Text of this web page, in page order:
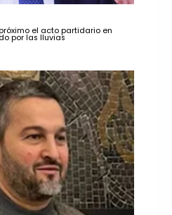
el acto partidario en
por las lluvias